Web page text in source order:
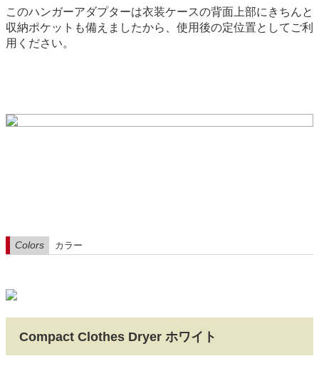
このハンガーアダプターは衣装ケースの背面上部にきちんと
収納ポケットも備えましたから、使用後の定位置としてご利
用ください。
Colors カラー
Compact Clothes Dryer ホワイト